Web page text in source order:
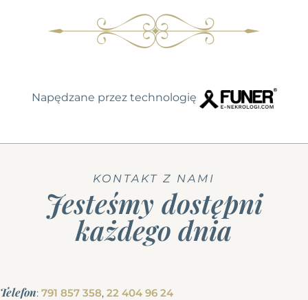
Napędzane przez technologię
KONTAKT Z NAMI
Jesteśmy dostępni
każdego dnia
Telefon: 791 857 358, 22 404 96 24